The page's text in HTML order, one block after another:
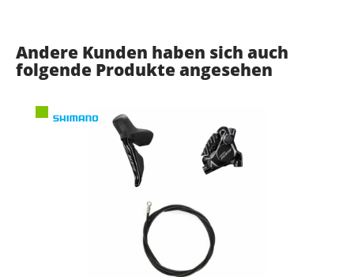
Andere Kunden haben sich auch
folgende Produkte angesehen